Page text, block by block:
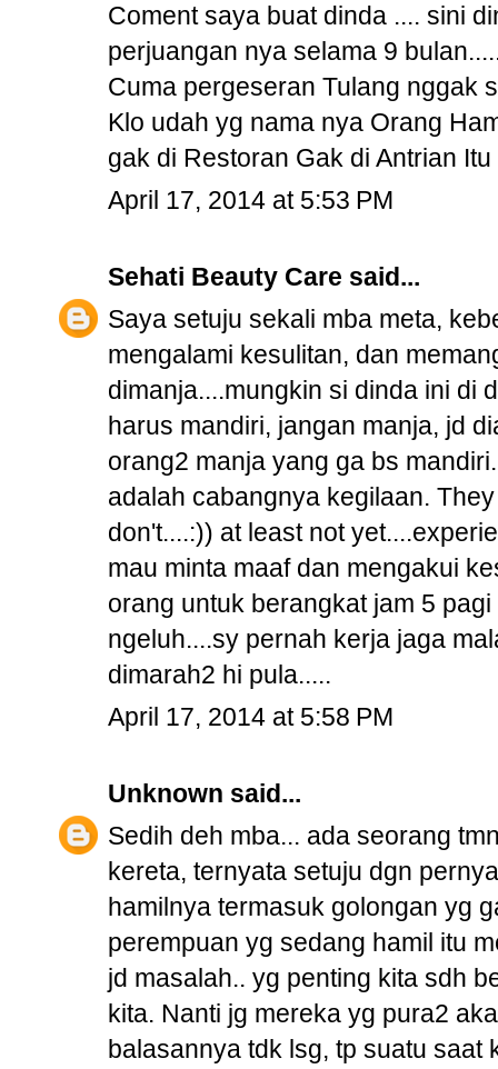
Coment saya buat dinda .... sini
perjuangan nya selama 9
Cuma pergeseran Tulang nggak
Klo udah yg nama nya Orang
gak di Restoran Gak di Antrian
April 17, 2014 at 5:53 PM
Sehati Beauty Care said...
Saya setuju sekali mba meta,
mengalami kesulitan, dan
dimanja....mungkin si dinda ini di
harus mandiri, jangan manja, jd
orang2 manja yang ga bs
adalah cabangnya kegilaan.
don't....:)) at least not
mau minta maaf dan mengakui
orang untuk berangkat jam 5
ngeluh....sy pernah kerja jaga
dimarah2 hi pula.....
April 17, 2014 at 5:58 PM
Unknown said...
Sedih deh mba... ada seorang
kereta, ternyata setuju dgn
hamilnya termasuk golongan yg
perempuan yg sedang hamil itu
jd masalah.. yg penting kita sdh
kita. Nanti jg mereka yg pura2
balasannya tdk lsg, tp suatu